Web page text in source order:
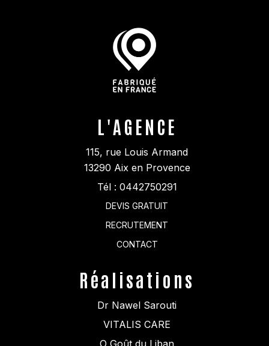
L'AGENCE
115, rue Louis Armand
13290 Aix en Provence
Tél : 0442750291
DEVIS GRATUIT
RECRUTEMENT
CONTACT
Réalisations
Dr Nawel Sarouti
VITALIS CARE
O Goût du Liban